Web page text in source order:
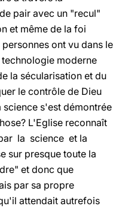
pair avec un "recul"
et même de la foi
ont vu dans le
moderne
la sécularisation et du
le contrôle de Dieu
science s'est démontrée
L'Eglise reconnaît
la science et la
sur presque toute la
et donc que
par sa propre
attendait autrefois